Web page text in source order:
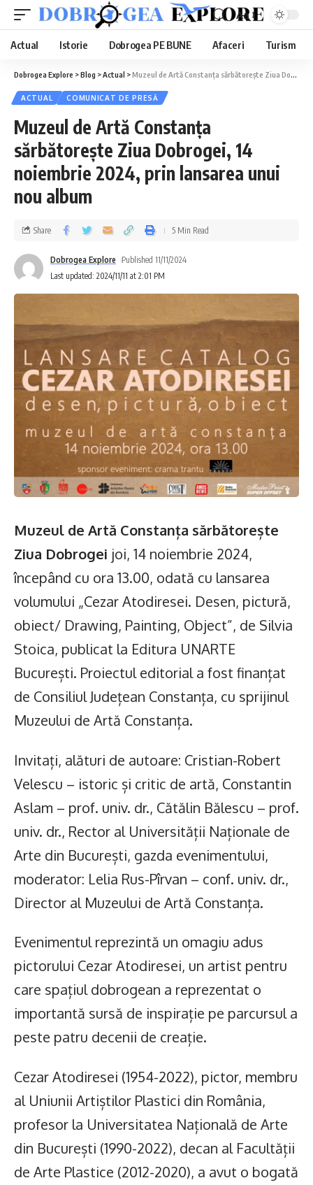
Aa
Actual Istorie Dobrogea PE BUNE Afaceri Turism
Dobrogea Explore >Blog >Actual >Muzeul de Artă Constanța sărbătorește Ziua Dobrogei, 14 noiembrie 2024, prin lansarea unui nou album
ACTUAL COMUNICAT DE PRESĂ
Muzeul de Artă Constanța
sărbătorește Ziua Dobrogei, 14
noiembrie 2024, prin lansarea unui
nou album
Last updated: 2024/11/11 at 2:01 PM
Dobrogea Explore Published 11/11/2024
Share 5 Min Read
Muzeul de Artă Constanța sărbătorește
Ziua Dobrogei joi, 14 noiembrie 2024,
începând cu ora 13.00, odată cu lansarea
volumului „Cezar Atodiresei. Desen, pictură,
obiect/ Drawing, Painting, Object”, de Silvia
Stoica, publicat la Editura UNARTE
București. Proiectul editorial a fost finanțat
de Consiliul Județean Constanța, cu sprijinul
Muzeului de Artă Constanța.
Invitați, alături de autoare: Cristian-Robert
Velescu – istoric și critic de artă, Constantin
Aslam – prof. univ. dr., Cătălin Bălescu – prof.
univ. dr., Rector al Universității Naționale de
Arte din București, gazda evenimentului,
moderator: Lelia Rus-Pîrvan – conf. univ. dr.,
Director al Muzeului de Artă Constanța.
Evenimentul reprezintă un omagiu adus
pictorului Cezar Atodiresei, un artist pentru
care spațiul dobrogean a reprezentat o
importantă sursă de inspirație pe parcursul a
peste patru decenii de creație.
Cezar Atodiresei (1954-2022), pictor, membru
al Uniunii Artiștilor Plastici din România,
profesor la Universitatea Națională de Arte
din București (1990-2022), decan al Facultății
de Arte Plastice (2012-2020), a avut o bogată